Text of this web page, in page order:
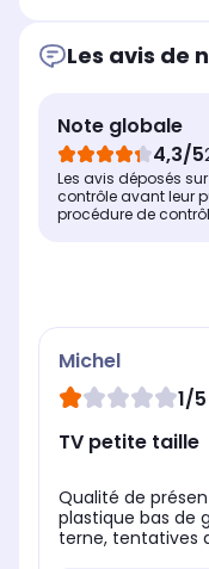
Le + produit
Prime, Canal, Disney, etc),
avec système lumine
Puissance
2 x 6 Watts
Les avis de
Note globale
4,3/5
Les avis déposés
contrôle avant leur
procédure de
Michel
1/5
TV petite taille
Qualité de
plastique bas de
terne, tentatives